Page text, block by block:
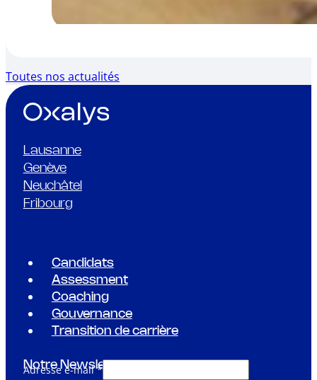
Toutes nos actualités
Lausanne
Genève
Neuchâtel
Fribourg
Candidats
Assessment
Coaching
Gouvernance
Transition de carrière
Notre Newsletter
Adresse e-mail *